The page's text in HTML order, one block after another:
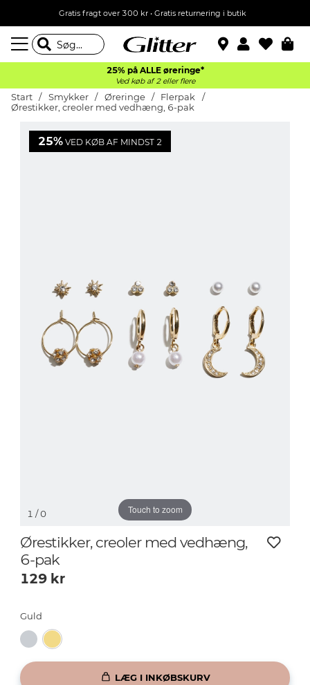
Gratis fragt over 300 kr • Gratis returnering i butik
25% på ALLE øreringe*
Ved køb af 2 eller flere
Start Smykker Øreringe
Flerpak
Ørestikker, creoler med vedhæng, 6-pak
25% VED KØB AF MINDST 2
Touch to zoom
1 / 0
Ørestikker, creoler med vedhæng,
6-pak
129 kr
Guld
LÆG I INKØBSKURV